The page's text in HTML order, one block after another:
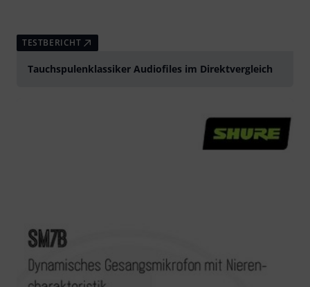
TESTBERICHT
Tauchspulenklassiker Audiofiles im Direktvergleich